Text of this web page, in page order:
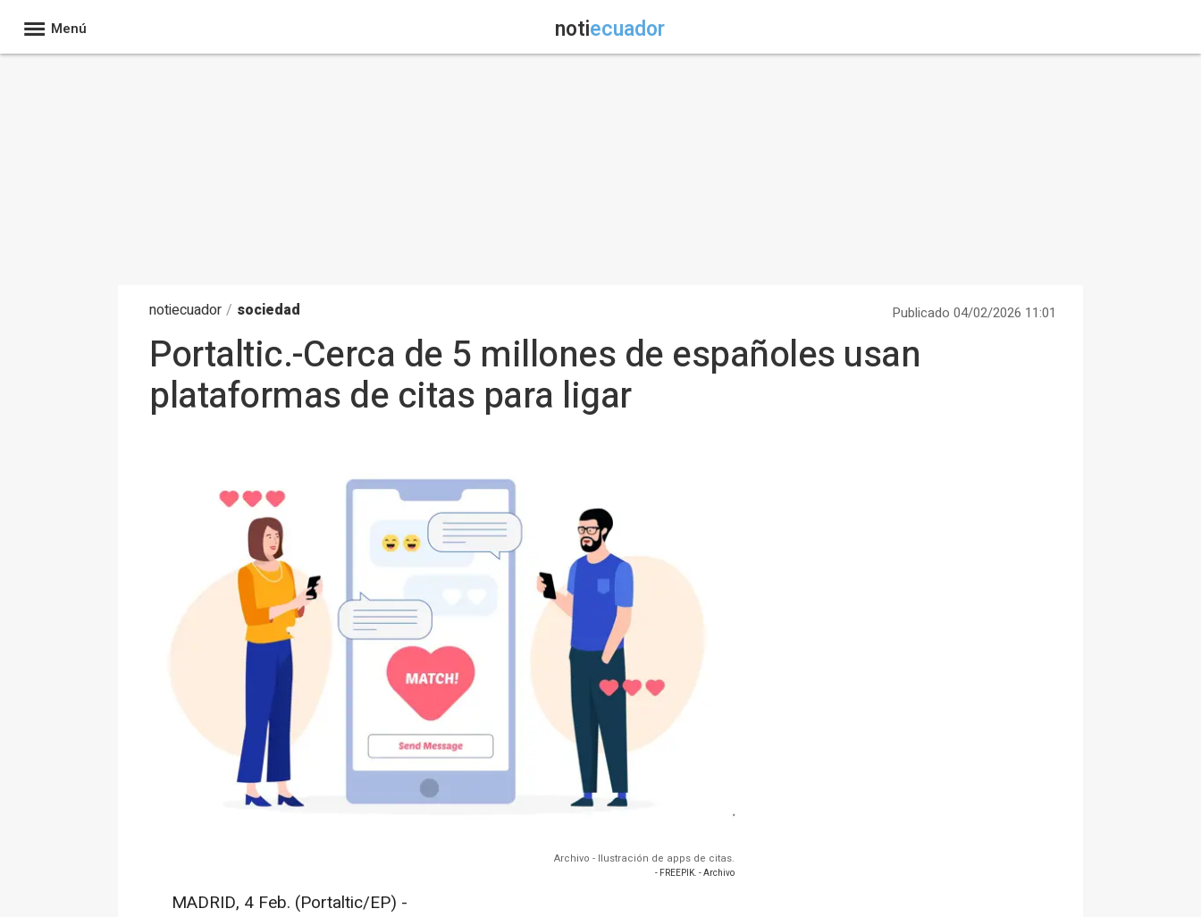
Menú notiecuador
notiecuador / sociedad Publicado 04/02/2026 11:01
Portaltic.-Cerca de 5 millones de españoles usan
plataformas de citas para ligar
Archivo - Ilustración de apps de citas.
- FREEPIK. - Archivo
MADRID, 4 Feb. (Portaltic/EP) -